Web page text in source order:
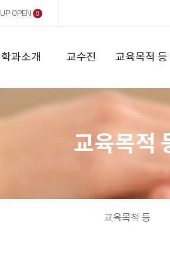
OPEN 0
학과소개 교수진 교육목적 등
교육목적
교육목적 등